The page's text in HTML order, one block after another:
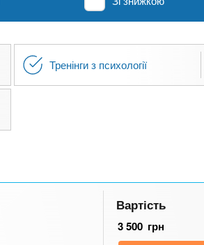
Тренінги з психології
Вартість
3 500 грн